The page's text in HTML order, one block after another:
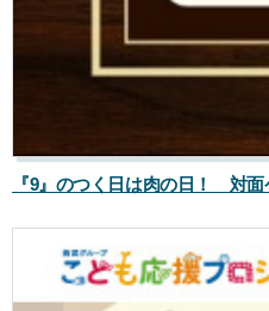
『9』のつく日は肉の日！ 対面